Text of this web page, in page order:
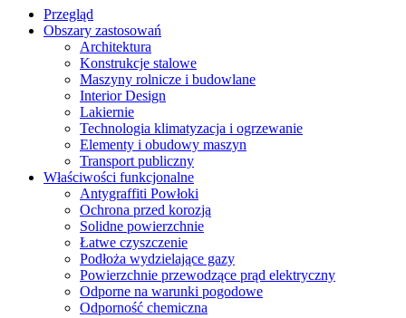
Przegląd
Obszary zastosowań
Architektura
Konstrukcje stalowe
Maszyny rolnicze i budowlane
Interior Design
Lakiernie
Technologia klimatyzacja i ogrzewanie
Elementy i obudowy maszyn
Transport publiczny
Właściwości funkcjonalne
Antygraffiti Powłoki
Ochrona przed korozją
Solidne powierzchnie
Łatwe czyszczenie
Podłoża wydzielające gazy
Powierzchnie przewodzące prąd elektryczny
Odporne na warunki pogodowe
Odporność chemiczna